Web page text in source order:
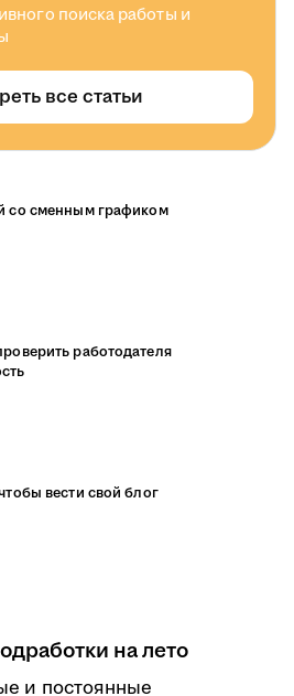
поиска работы и
все статьи
со сменным графиком
работодателя
вести свой блог
на лето
и постоянные